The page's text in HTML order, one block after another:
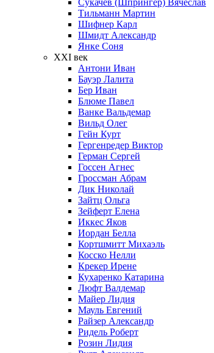
Сукачёв (Шпрингер) Вячеслав
Тильманн Мартин
Шифнер Карл
Шмидт Александр
Янке Соня
XXI век
Антони Иван
Бауэр Лалита
Бер Иван
Блюме Павел
Ванке Вальдемар
Вильд Олег
Гейн Курт
Гергенредер Виктор
Герман Сергей
Госсен Агнес
Гроссман Абрам
Дик Николай
Зайтц Ольга
Зейферт Елена
Иккес Яков
Иордан Белла
Кортшмитт Михаэль
Косско Нелли
Крекер Ирене
Кухаренко Катарина
Люфт Валдемaр
Майер Лидия
Мауль Евгений
Райзер Александр
Ридель Роберт
Розин Лидия